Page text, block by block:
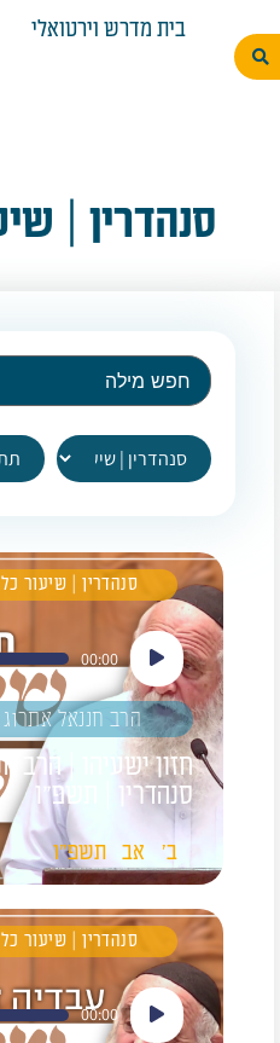
בית מדרש וירטואלי
סנהדרין |
סנהדרין | שיעור
נגן
אודיו
00:00
הרב חננאל אתרוג
חזון ישעיהו | הרב
סנהדרין | תשפ״ו
ב' אב תשפ"ו
סנהדרין | שיעור
נגן
אודיו
00:00